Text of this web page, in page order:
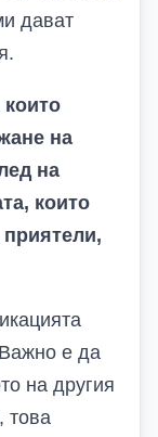
дават
на
на
които
е да
на другия
това